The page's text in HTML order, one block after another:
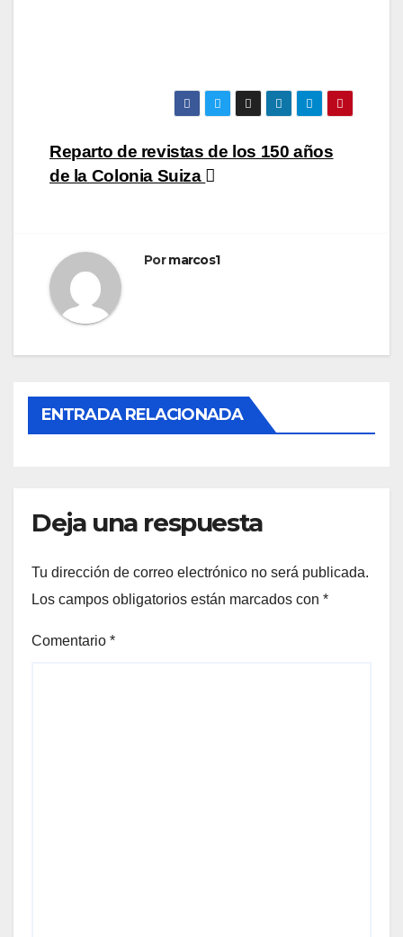
Navegación
de
Reparto de revistas de los 150 años
de la Colonia Suiza
Pormarcos1
ENTRADA RELACIONADA
Deja una respuesta
Tu dirección de correo electrónico no será publicada.
Los campos obligatorios están marcados con *
Comentario *